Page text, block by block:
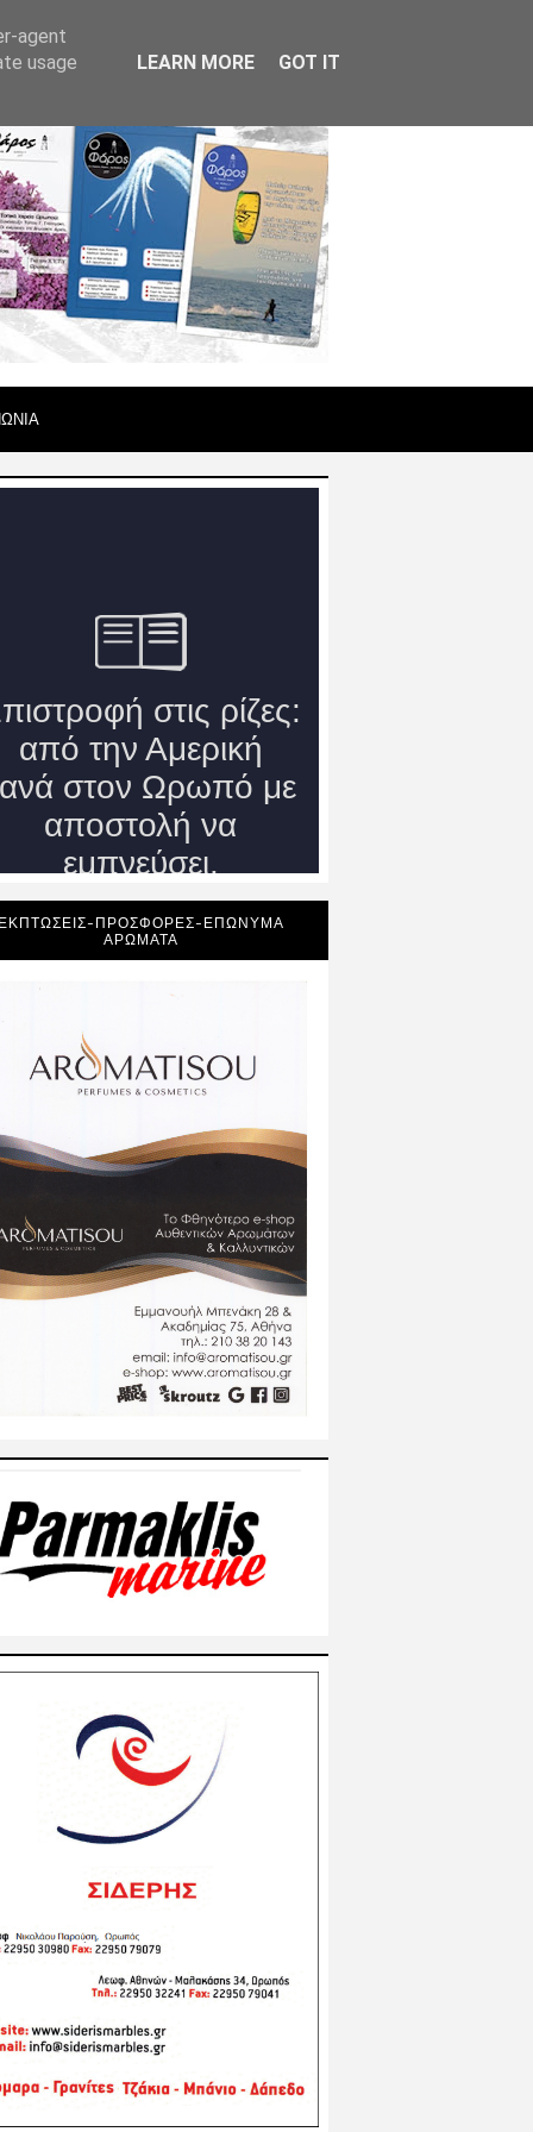
ΠΡΟΣΦΟΡΕΣ-ΕΠΩΝΥΜΑ
ΑΡΩΜΑΤΑ
agent
usage
LEARN MORE GOT IT